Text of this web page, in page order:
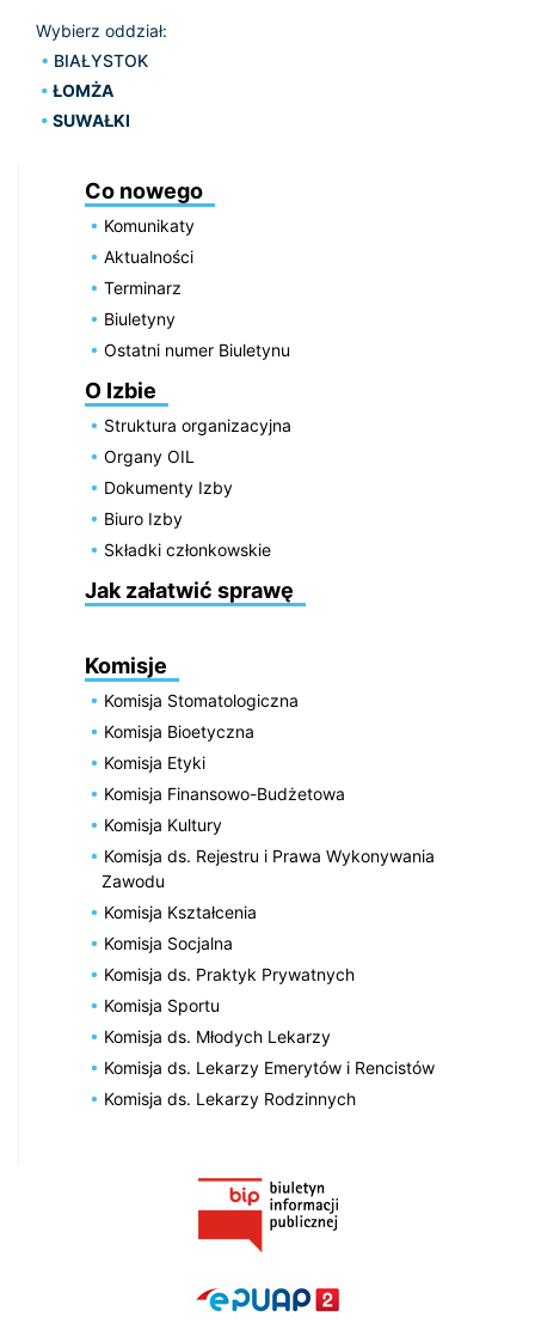
Wybierz oddział:
BIAŁYSTOK
ŁOMŻA
SUWAŁKI
Co nowego
Komunikaty
Aktualności
Terminarz
Biuletyny
Ostatni numer Biuletynu
O Izbie
Struktura organizacyjna
Organy OIL
Dokumenty Izby
Biuro Izby
Składki członkowskie
Jak załatwić sprawę
Komisje
Komisja Stomatologiczna
Komisja Bioetyczna
Komisja Etyki
Komisja Finansowo-Budżetowa
Komisja Kultury
Komisja ds. Rejestru i Prawa Wykonywania
Zawodu
Komisja Kształcenia
Komisja Socjalna
Komisja ds. Praktyk Prywatnych
Komisja Sportu
Komisja ds. Młodych Lekarzy
Komisja ds. Lekarzy Emerytów i Rencistów
Komisja ds. Lekarzy Rodzinnych